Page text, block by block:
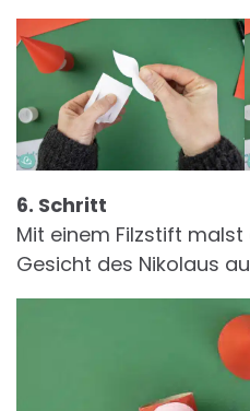
6. Schritt
Mit einem Filzstift
Gesicht des Nikolaus